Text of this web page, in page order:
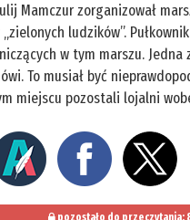
Mamczur zorganizował
ludzików”.
w tym marszu. Jedna
To musiał być
miejscu pozostali lojalni